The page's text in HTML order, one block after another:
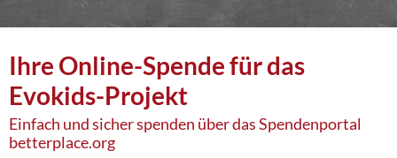
Datenschutz
Impressum
Ihre Online-Spende für das
Evokids-Projekt
Einfach und sicher spenden über das Spendenportal
betterplace.org